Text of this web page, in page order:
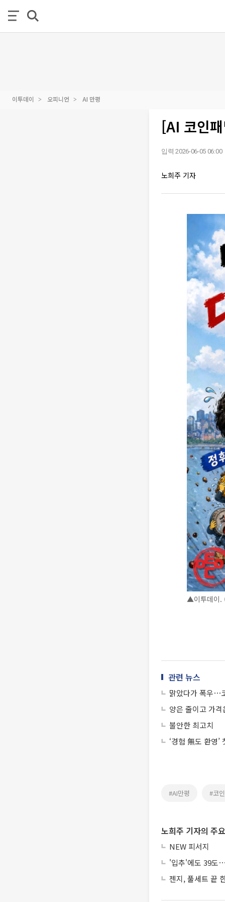
이투데이 오피니언 AI 만평
[AI 코인
입력 2026-06-05 06:00
노희주 기자
▲이투데이.
관련 뉴스
맑았다가 폭우⋯
양은 줄이고 가격
불안한 최고치
‘경험 無도 환영’
#AI만평 #코
노희주 기자의 주
NEW 피서지
'입추'에도 39도
젠지, 풀세트 끝